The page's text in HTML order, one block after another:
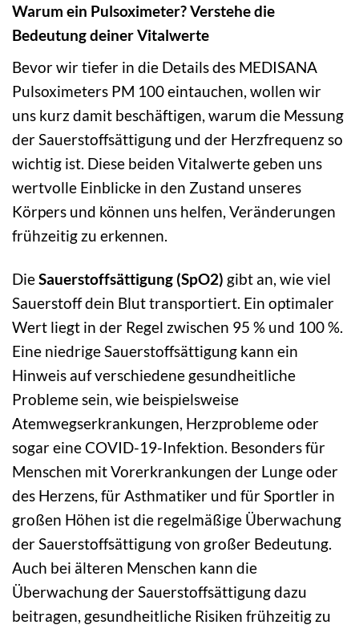
Warum ein Pulsoximeter? Verstehe die
Bedeutung deiner Vitalwerte
Bevor wir tiefer in die Details des MEDISANA
Pulsoximeters PM 100 eintauchen, wollen wir
uns kurz damit beschäftigen, warum die Messung
der Sauerstoffsättigung und der Herzfrequenz so
wichtig ist. Diese beiden Vitalwerte geben uns
wertvolle Einblicke in den Zustand unseres
Körpers und können uns helfen, Veränderungen
frühzeitig zu erkennen.
DieSauerstoffsättigung (SpO2) gibt an, wie viel
Sauerstoff dein Blut transportiert. Ein optimaler
Wert liegt in der Regel zwischen 95 % und 100 %.
Eine niedrige Sauerstoffsättigung kann ein
Hinweis auf verschiedene gesundheitliche
Probleme sein, wie beispielsweise
Atemwegserkrankungen, Herzprobleme oder
sogar eine COVID-19-Infektion. Besonders für
Menschen mit Vorerkrankungen der Lunge oder
des Herzens, für Asthmatiker und für Sportler in
großen Höhen ist die regelmäßige Überwachung
der Sauerstoffsättigung von großer Bedeutung.
Auch bei älteren Menschen kann die
Überwachung der Sauerstoffsättigung dazu
beitragen, gesundheitliche Risiken frühzeitig zu